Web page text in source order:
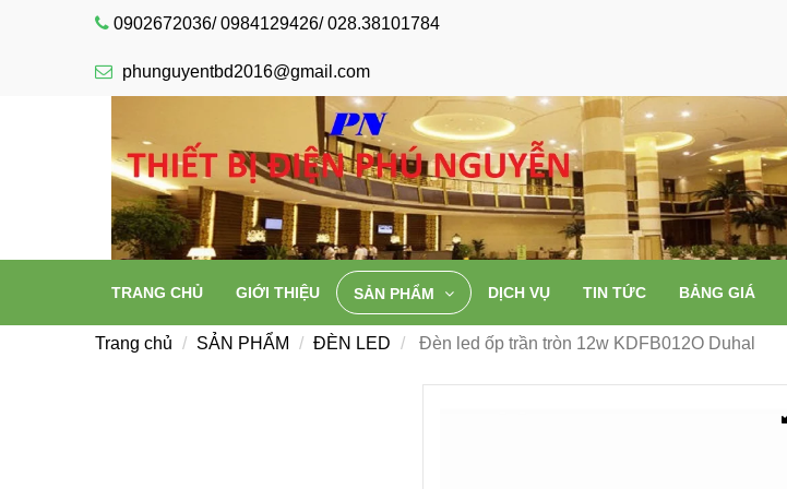
0902672036/ 0984129426/ 028.38101784
phunguyentbd2016@gmail.com
TRANG CHỦ GIỚI THIỆU SẢN PHẨM DỊCH VỤ TIN TỨC BẢNG GIÁ
Trang chủ SẢN PHẨM ĐÈN LED Đèn led ốp trần tròn 12w KDFB012O Duhal